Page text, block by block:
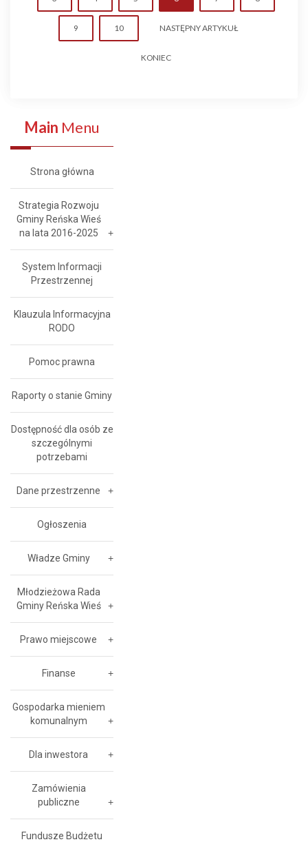
9 10 NASTĘPNY ARTYKUŁ
KONIEC
Main Menu
Strona główna
Strategia Rozwoju
Gminy Reńska Wieś
na lata 2016-2025
System Informacji
Przestrzennej
Klauzula Informacyjna
RODO
Pomoc prawna
Raporty o stanie Gminy
Dostępność dla osób ze
szczególnymi
potrzebami
Dane przestrzenne
Ogłoszenia
Władze Gminy
Młodzieżowa Rada
Gminy Reńska Wieś
Prawo miejscowe
Finanse
Gospodarka mieniem
komunalnym
Dla inwestora
Zamówienia
publiczne
Fundusze Budżetu